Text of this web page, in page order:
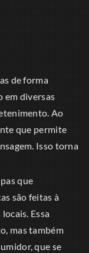
de forma
em diversas
Ao
que permite
Isso torna
que
são feitas à
Essa
mas também
que se